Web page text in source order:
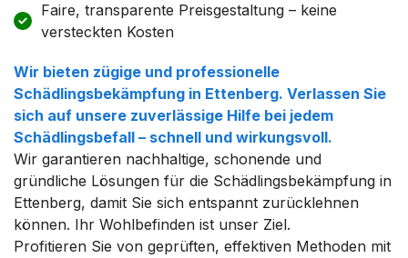
Faire, transparente Preisgestaltung – keine
versteckten Kosten
Wir bieten zügige und professionelle
Schädlingsbekämpfung in Ettenberg. Verlassen Sie
sich auf unsere zuverlässige Hilfe bei jedem
Schädlingsbefall – schnell und wirkungsvoll.
Wir garantieren nachhaltige, schonende und
gründliche Lösungen für die Schädlingsbekämpfung in
Ettenberg, damit Sie sich entspannt zurücklehnen
können. Ihr Wohlbefinden ist unser Ziel.
Profitieren Sie von geprüften, effektiven Methoden mit